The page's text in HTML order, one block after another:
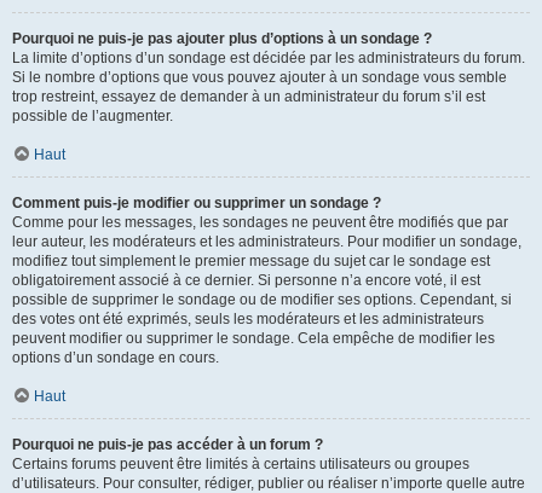
Pourquoi ne puis-je pas ajouter plus d’options à un sondage ?
La limite d’options d’un sondage est décidée par les administrateurs du forum.
Si le nombre d’options que vous pouvez ajouter à un sondage vous semble
trop restreint, essayez de demander à un administrateur du forum s’il est
possible de l’augmenter.
Haut
Comment puis-je modifier ou supprimer un sondage ?
Comme pour les messages, les sondages ne peuvent être modifiés que par
leur auteur, les modérateurs et les administrateurs. Pour modifier un sondage,
modifiez tout simplement le premier message du sujet car le sondage est
obligatoirement associé à ce dernier. Si personne n’a encore voté, il est
possible de supprimer le sondage ou de modifier ses options. Cependant, si
des votes ont été exprimés, seuls les modérateurs et les administrateurs
peuvent modifier ou supprimer le sondage. Cela empêche de modifier les
options d’un sondage en cours.
Haut
Pourquoi ne puis-je pas accéder à un forum ?
Certains forums peuvent être limités à certains utilisateurs ou groupes
d’utilisateurs. Pour consulter, rédiger, publier ou réaliser n’importe quelle autre